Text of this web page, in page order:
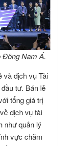
Đông Nam Á.
và dịch vụ Tài
tư. Bán lẻ
tổng giá trị
dịch vụ tài
như quản lý
vực chăm